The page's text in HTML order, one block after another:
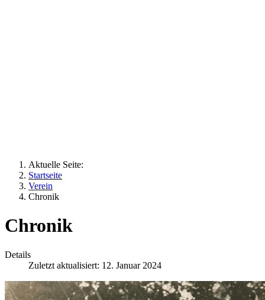
Aktuelle Seite:
Startseite
Verein
Chronik
Chronik
Details
Zuletzt aktualisiert: 12. Januar 2024